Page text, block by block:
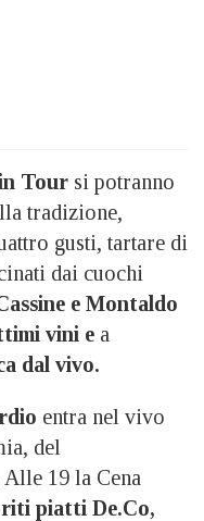
Tour si potranno
tradizione,
gusti, tartare di
dai cuochi
e Montaldo
vini e a
dal vivo.
entra nel vivo
del
19 la Cena
piatti De.Co,